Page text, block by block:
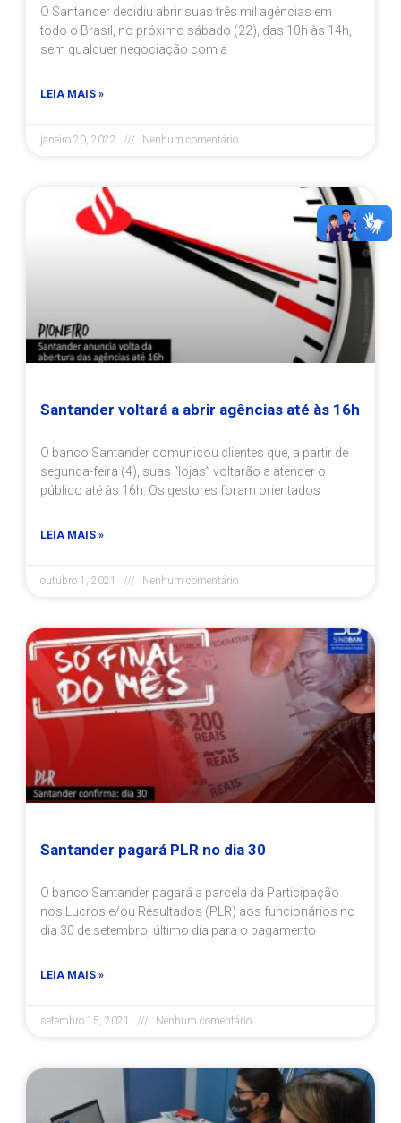
O Santander decidiu abrir suas três mil agências em
todo o Brasil, no próximo sábado (22), das 10h às 14h,
sem qualquer negociação com a
LEIA MAIS »
janeiro 20, 2022 Nenhum comentário
Santander voltará a abrir agências até às 16h
O banco Santander comunicou clientes que, a partir de
segunda-feira (4), suas “lojas” voltarão a atender o
público até às 16h. Os gestores foram orientados
LEIA MAIS »
outubro 1, 2021 Nenhum comentário
Santander pagará PLR no dia 30
O banco Santander pagará a parcela da Participação
nos Lucros e/ou Resultados (PLR) aos funcionários no
dia 30 de setembro, último dia para o pagamento
LEIA MAIS »
setembro 15, 2021 Nenhum comentário